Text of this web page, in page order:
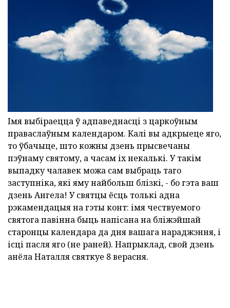
Імя выбіраецца ў адпаведнасці з царкоўным
праваслаўным календаром. Калі вы адкрыеце яго,
то ўбачыце, што кожны дзень прысвечаны
пэўнаму святому, а часам іх некалькі. У такім
выпадку чалавек можа сам выбраць таго
заступніка, які яму найбольш блізкі, - бо гэта ваш
дзень Ангела! У святцы ёсць толькі адна
рэкамендацыя на гэты конт: імя чествуемого
святога павінна быць напісана на бліжэйшай
старонцы календара да дня вашага нараджэння, і
ісці пасля яго (не раней). Напрыклад, свой дзень
анёла Наталля святкуе 8 верасня.